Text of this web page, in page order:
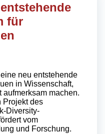
für
neu entstehende
in Wissenschaft,
aufmerksam machen.
Projekt des
Diversity-
vom
und Forschung.